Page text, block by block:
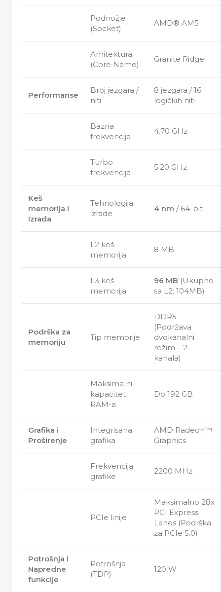
Podnožje
(Socket)
AMD® AM5
Arhitektura
(Core Name)
Granite Ridge
Performanse
Broj jezgara /
niti
8 jezgara / 16
logičkih niti
Bazna
frekvencija
4.70 GHz
Turbo
frekvencija
5.20 GHz
Keš
memorija i
Izrada
Tehnologija
izrade
4 nm / 64-bit
L2 keš
memorija
8 MB
L3 keš
memorija
96 MB (Ukupno
sa L2: 104MB)
Podrška za
memoriju
Tip memorije
DDR5
(Podržava
dvokanalni
režim – 2
kanala)
Maksimalni
kapacitet
RAM-a
Do 192 GB
Grafika i
Proširenje
Integrisana
grafika
AMD Radeon™
Graphics
Frekvencija
grafike
2200 MHz
PCIe linije
Maksimalno 28x
PCI Express
Lanes (Podrška
za PCIe 5.0)
Potrošnja i
Napredne
funkcije
Potrošnja
(TDP)
120 W